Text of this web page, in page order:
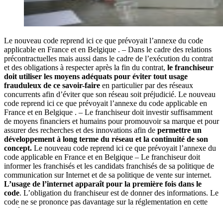
Le nouveau code reprend ici ce que prévoyait l’annexe du code
applicable en France et en Belgique . – Dans le cadre des relations
précontractuelles mais aussi dans le cadre de l’exécution du contrat
et des obligations à respecter après la fin du contrat, le franchiseur
doit utiliser les moyens adéquats pour éviter tout usage
frauduleux de ce savoir-faire en particulier par des réseaux
concurrents afin d’éviter que son réseau soit préjudicié. Le nouveau
code reprend ici ce que prévoyait l’annexe du code applicable en
France et en Belgique . – Le franchiseur doit investir suffisamment
de moyens financiers et humains pour promouvoir sa marque et pour
assurer des recherches et des innovations afin de permettre un
développement à long terme du réseau et la continuité de son
concept. Le nouveau code reprend ici ce que prévoyait l’annexe du
code applicable en France et en Belgique – Le franchiseur doit
informer les franchisés et les candidats franchisés de sa politique de
communication sur Internet et de sa politique de vente sur internet.
L’usage de l’internet apparaît pour la première fois dans le
code. L’obligation du franchiseur est de donner des informations. Le
code ne se prononce pas davantage sur la réglementation en cette